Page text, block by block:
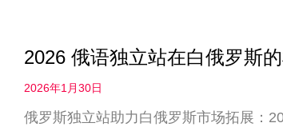
2026 俄语独立站在白俄罗斯
2026年1月30日
俄罗斯独立站助力白俄罗斯市场拓展：